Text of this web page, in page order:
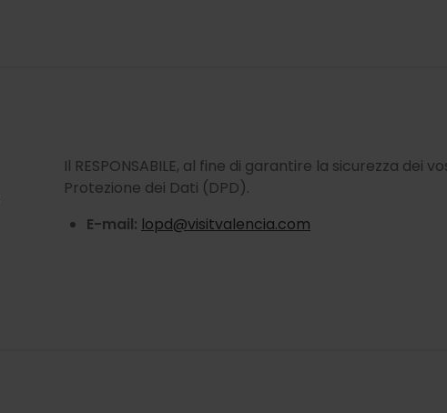
Il RESPONSABILE, al fine di garantire la sicurezza dei
Protezione dei Dati (DPD).
E-mail: lopd@visitvalencia.com